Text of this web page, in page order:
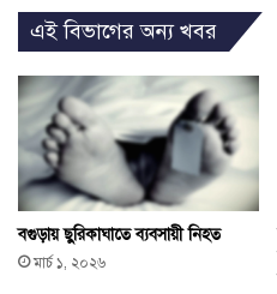
এই বিভাগের অন্য খবর
বগুড়ায় ছুরিকাঘাতে ব্যবসায়ী নিহত
মার্চ ১, ২০২৬